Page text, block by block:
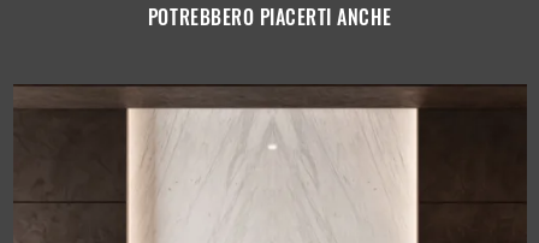
POTREBBERO PIACERTI ANCHE